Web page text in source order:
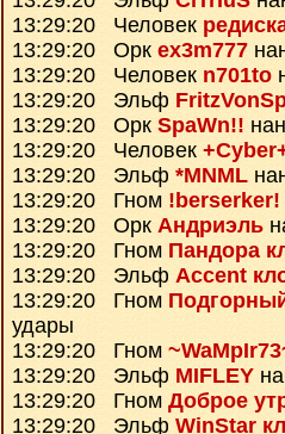
13:29:20 Человек
13:29:20 Орк ex3m777
13:29:20 Человек n701to
13:29:20 Эльф
13:29:20 Орк SpaWn!!
13:29:20 Человек
13:29:20 Эльф *MNML
13:29:20 Гном !berserker!
13:29:20 Орк Андриэль
13:29:20 Гном Пандора
13:29:20 Эльф Accent
13:29:20 Гном
удары
13:29:20 Гном
13:29:20 Эльф MIFLEY
13:29:20 Гном Доброе
13:29:20 Эльф WinStar